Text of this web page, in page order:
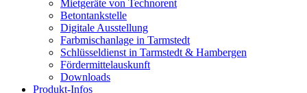
Mietgeräte von Technorent
Betontankstelle
Digitale Ausstellung
Farbmischanlage in Tarmstedt
Schlüsseldienst in Tarmstedt & Hambergen
Fördermittelauskunft
Downloads
Produkt-Infos